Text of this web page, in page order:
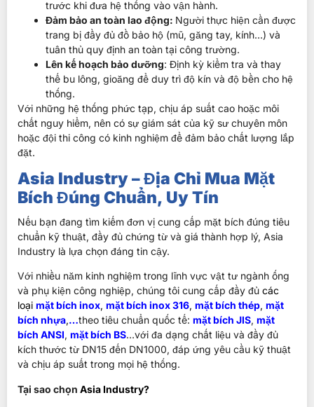
trước khi đưa hệ thống vào vận hành.
Đảm bảo an toàn lao động: Người thực hiện cần được
trang bị đầy đủ đồ bảo hộ (mũ, găng tay, kính…) và
tuân thủ quy định an toàn tại công trường.
Lên kế hoạch bảo dưỡng: Định kỳ kiểm tra và thay
thế bu lông, gioăng để duy trì độ kín và độ bền cho hệ
thống.
Với những hệ thống phức tạp, chịu áp suất cao hoặc môi
chất nguy hiểm, nên có sự giám sát của kỹ sư chuyên môn
hoặc đội thi công có kinh nghiệm để đảm bảo chất lượng lắp
đặt.
Asia Industry – Địa Chỉ Mua Mặt
Bích Đúng Chuẩn, Uy Tín
Nếu bạn đang tìm kiếm đơn vị cung cấp mặt bích đúng tiêu
chuẩn kỹ thuật, đầy đủ chứng từ và giá thành hợp lý, Asia
Industry là lựa chọn đáng tin cậy.
Với nhiều năm kinh nghiệm trong lĩnh vực vật tư ngành ống
và phụ kiện công nghiệp, chúng tôi cung cấp đầy đủ các
loại mặt bích inox, mặt bích inox 316, mặt bích thép, mặt
bích nhựa,…theo tiêu chuẩn quốc tế: mặt bích JIS, mặt
bích ANSI, mặt bích BS…với đa dạng chất liệu và đầy đủ
kích thước từ DN15 đến DN1000, đáp ứng yêu cầu kỹ thuật
và chịu áp suất trong mọi hệ thống.
Tại sao chọn Asia Industry?